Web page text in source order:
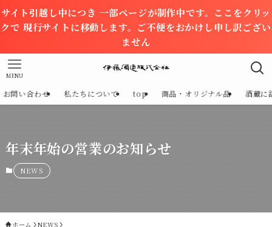
サイト引越し中につき 一部ページが制作中です。ここをクリッ
クで 現行サイトに移動します。ご不便をおかけし申し訳ござい
ません
MENU
お問い合わせ 私たちについて top 商品・オリジナル品 酒蔵に
年末年始の営業のお知らせ
NEWS
ホーム NEWS